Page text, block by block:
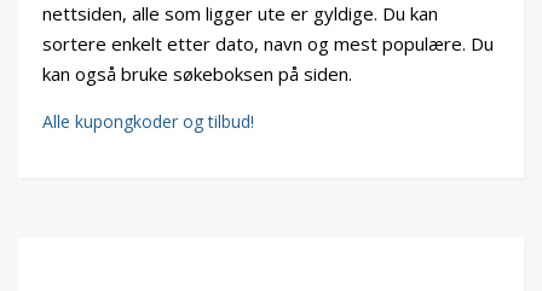
nettsiden, alle som ligger ute er gyldige. Du kan
sortere enkelt etter dato, navn og mest populære. Du
kan også bruke søkeboksen på siden.
Alle kupongkoder og tilbud!